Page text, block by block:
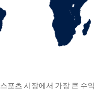
포츠 시장에서 가장 큰 수익